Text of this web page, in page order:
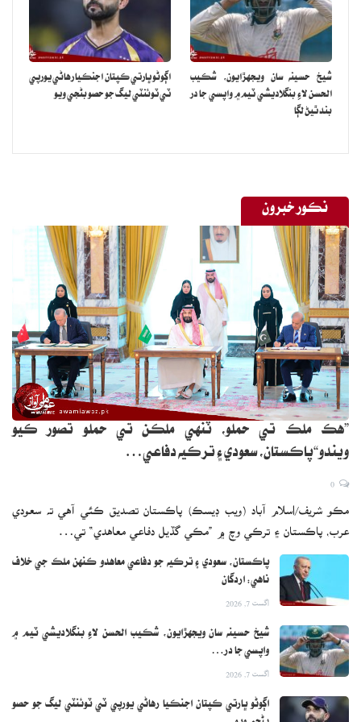
شيخ حسينه سان ويجهڙايون، شڪيب
الحسن لاءِ بنگلاديشي ٽيم ۾ واپسي جا در
بند ٿيڻ لڳا
اڳوڻو ڀارتي ڪپتان اجنڪيا رهاڻي يورپي
ٽي ٽوئنٽي ليگ جو حصو بڻجي ويو
نڪور خبرون
”هڪ ملڪ تي حملو، ٽنهي ملڪن تي حملو تصور ڪيو
ويندو“پاڪستان، سعودي ۽ ترڪيه دفاعي…
مڪو شريف/اسلام آباد (ويب ڊيسڪ) پاڪستان تصديق ڪئي آهي ته سعودي
عرب، پاڪستان ۽ ترڪي وچ ۾ ”مڪي گڏيل دفاعي معاهدي“ تي…
پاڪستان، سعودي ۽ ترڪيه جو دفاعي معاهدو ڪنهن ملڪ جي خلاف
ناهي: اردگان
اگست 7, 2026
شيخ حسينه سان ويجهڙايون، شڪيب الحسن لاءِ بنگلاديشي ٽيم ۾
واپسي جا در…
اگست 7, 2026
اڳوڻو ڀارتي ڪپتان اجنڪيا رهاڻي يورپي ٽي ٽوئنٽي ليگ جو حصو